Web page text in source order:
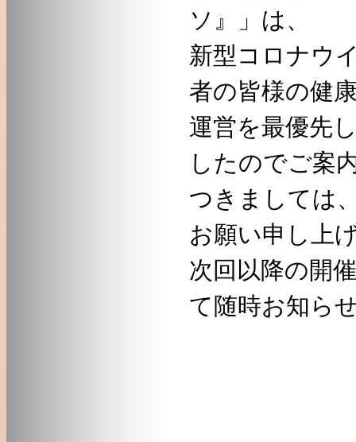
ソ』」は、
新型コロナウ
者の皆様の健
運営を最優先
したのでご案
つきましては
お願い申し上
次回以降の開
て随時お知ら